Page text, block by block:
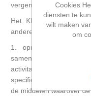
vergemakkelijken
Het KB legt nog
andere
1. oprichten van een
samenstelling en de
activitaiten, aantal
specifieke
de middelen waarover
Cookies
diensten te
wilt maken
om